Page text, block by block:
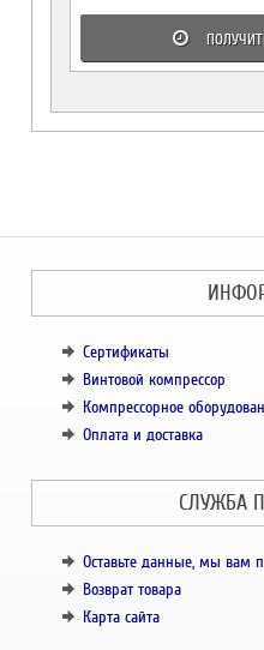
Сертификаты
Винтовой компрессор
Компрессорное
Оплата и доставка
СЛУЖБА
Оставьте данные, мы вам
Возврат товара
Карта сайта